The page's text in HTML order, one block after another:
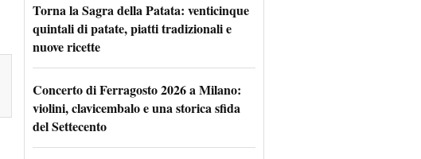
Torna la Sagra della Patata: venticinque
quintali di patate, piatti tradizionali e
nuove ricette
Concerto di Ferragosto 2026 a Milano:
violini, clavicembalo e una storica sfida
del Settecento